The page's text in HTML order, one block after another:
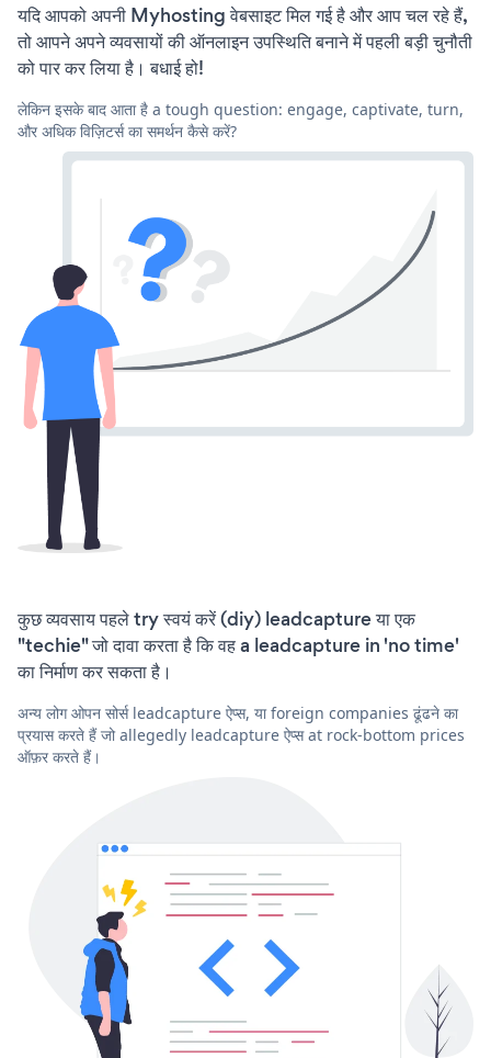
यदि आपको अपनी Myhosting वेबसाइट मिल गई है और आप चल रहे हैं,
तो आपने अपने व्यवसायों की ऑनलाइन उपस्थिति बनाने में पहली बड़ी चुनौती
को पार कर लिया है। बधाई हो!
लेकिन इसके बाद आता है a tough question: engage, captivate, turn,
और अधिक विज़िटर्स का समर्थन कैसे करें?
कुछ व्यवसाय पहले try स्वयं करें (diy) leadcapture या एक
"techie" जो दावा करता है कि वह a leadcapture in 'no time'
का निर्माण कर सकता है।
अन्य लोग ओपन सोर्स leadcapture ऐप्स, या foreign companies ढूंढने का
प्रयास करते हैं जो allegedly leadcapture ऐप्स at rock-bottom prices
ऑफ़र करते हैं।